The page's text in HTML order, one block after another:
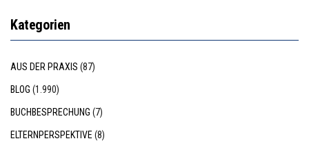
Kategorien
AUS DER PRAXIS (87)
BLOG (1.990)
BUCHBESPRECHUNG (7)
ELTERNPERSPEKTIVE (8)